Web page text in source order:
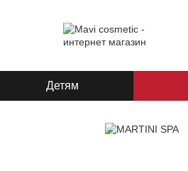
Детям